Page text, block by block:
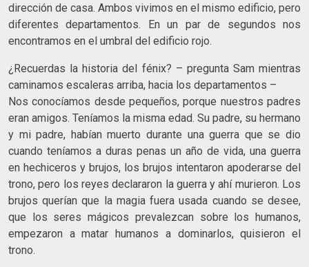
dirección de casa. Ambos vivimos en el mismo edificio, pero
diferentes departamentos. En un par de segundos nos
encontramos en el umbral del edificio rojo.
¿Recuerdas la historia del fénix? – pregunta Sam mientras
caminamos escaleras arriba, hacia los departamentos –
Nos conocíamos desde pequeños, porque nuestros padres
eran amigos. Teníamos la misma edad. Su padre, su hermano
y mi padre, habían muerto durante una guerra que se dio
cuando teníamos a duras penas un año de vida, una guerra
en hechiceros y brujos, los brujos intentaron apoderarse del
trono, pero los reyes declararon la guerra y ahí murieron. Los
brujos querían que la magia fuera usada cuando se desee,
que los seres mágicos prevalezcan sobre los humanos,
empezaron a matar humanos a dominarlos, quisieron el
trono.